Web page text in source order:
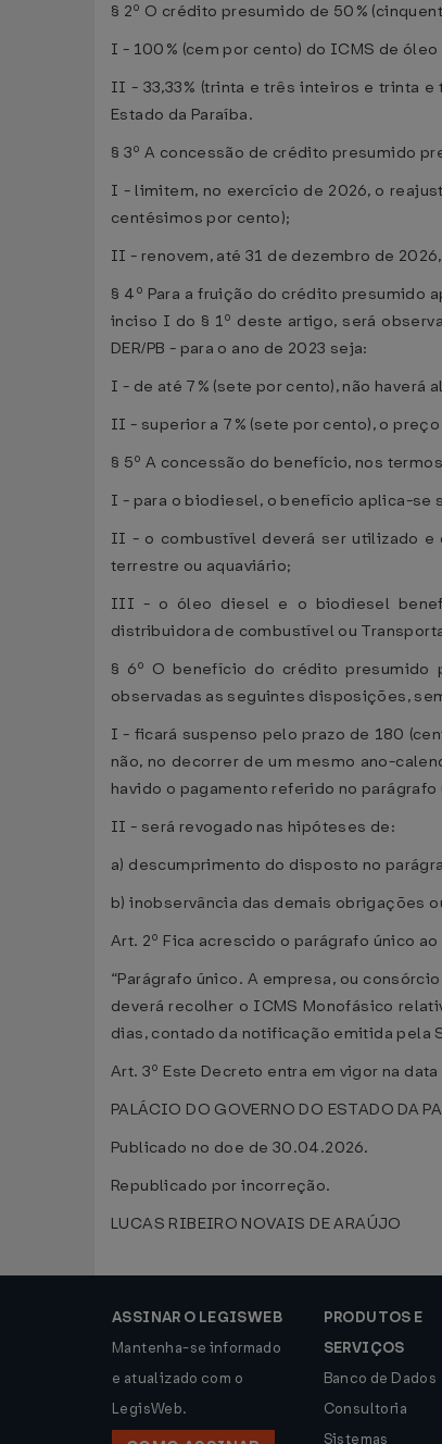
§ 2º O crédito presumido de 50%
I - 100% (cem por cento) do ICMS de
II - 33,33% (trinta e três inteiros e trinta
Estado da Paraíba.
§ 3º A concessão de crédito presumido
I - limitem, no exercício de 2026, o
centésimos por cento);
II - renovem, até 31 de dezembro de
§ 4º Para a fruição do crédito presumido
inciso I do § 1º deste artigo, será
DER/PB - para o ano de 2023 seja:
I - de até 7% (sete por cento), não haverá
II - superior a 7% (sete por cento), o
§ 5º A concessão do benefício, nos
I - para o biodiesel, o benefício aplica-se
II - o combustível deverá ser utilizado e
terrestre ou aquaviário;
III - o óleo diesel e o biodiesel
distribuidora de combustível ou
§ 6º O benefício do crédito presumido
observadas as seguintes disposições,
I - ficará suspenso pelo prazo de 180
não, no decorrer de um mesmo ano-
havido o pagamento referido no
II - será revogado nas hipóteses de:
a) descumprimento do disposto no
b) inobservância das demais obrigações
Art. 2º Fica acrescido o parágrafo único
“Parágrafo único. A empresa, ou
deverá recolher o ICMS Monofásico
dias, contado da notificação emitida pela
Art. 3º Este Decreto entra em vigor na
PALÁCIO DO GOVERNO DO ESTADO DA
Publicado no doe de 30.04.2026.
Republicado por incorreção.
LUCAS RIBEIRO NOVAIS DE ARAÚJO
ASSINAR O LEGISWEB
Mantenha-se informado
e atualizado com o
LegisWeb.
PRODUTOS E
SERVIÇOS
Banco de Dados
Consultoria
Sistemas